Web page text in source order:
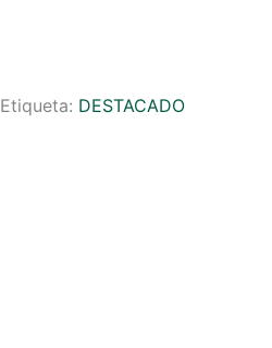
Etiqueta: DESTACADO